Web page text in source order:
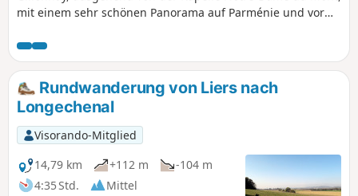
mit einem sehr schönen Panorama auf Parménie und vor
Wanderung ist im Herbst besonders schön! Achtung, im
Hochsommer gibt es fast keinen Schatten.
Rundwanderung von Liers nach
Longechenal
Visorando-Mitglied
14,79 km
+112 m
-104 m
4:35 Std.
Mittel